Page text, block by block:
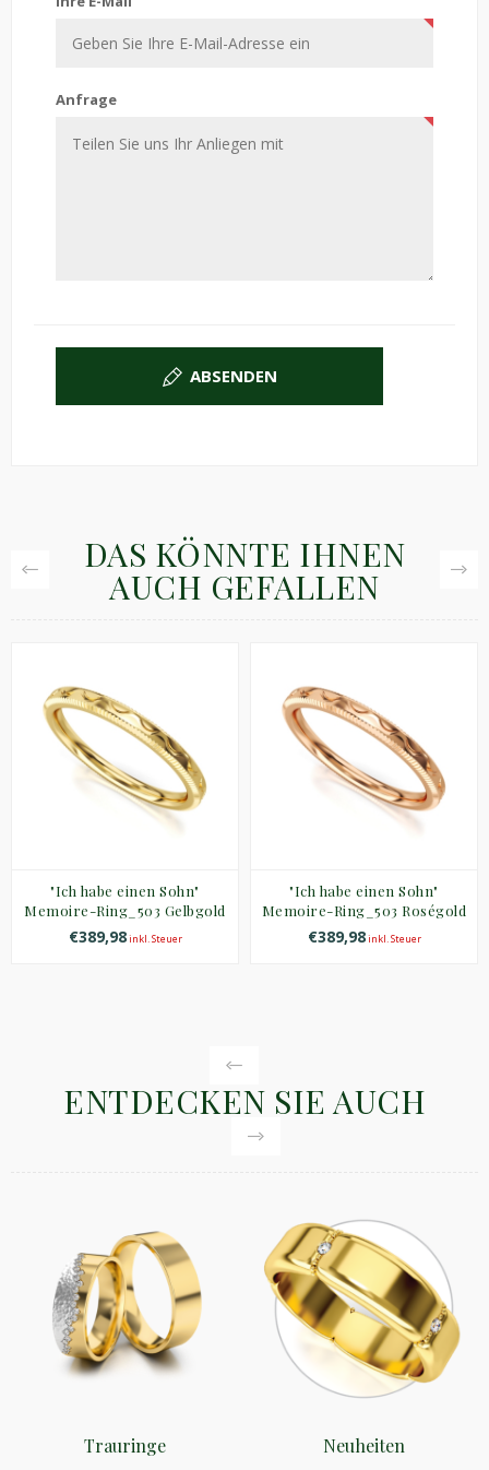
Anfrage
ABSENDEN
DAS KÖNNTE IHNEN
AUCH GEFALLEN
"Ich habe einen Sohn"
Memoire-Ring_503 Gelbgold
€389,98inkl. Steuer
"Ich habe einen Sohn"
Memoire-Ring_503 Roségold
€389,98inkl. Steuer
ENTDECKEN SIE AUCH
Trauringe Neuheiten